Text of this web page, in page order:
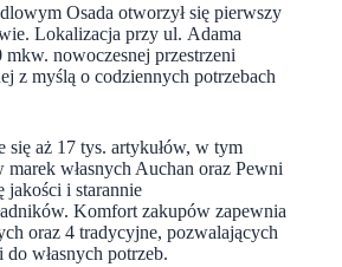
Osada otworzył się pierwszy
Lokalizacja przy ul. Adama
nowoczesnej przestrzeni
z myślą o codziennych potrzebach
się aż 17 tys. artykułów, w tym
własnych Auchan oraz Pewni
jakości i starannie
Komfort zakupów zapewnia
oraz 4 tradycyjne, pozwalających
do własnych potrzeb.